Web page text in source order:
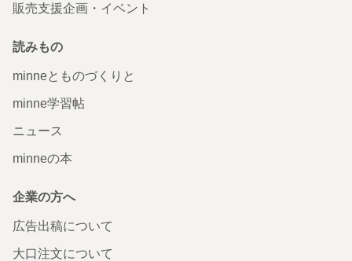
販売支援企画・イベント
読みもの
minneとものづくりと
minne学習帖
ニュース
minneの本
企業の方へ
広告出稿について
大口注文について